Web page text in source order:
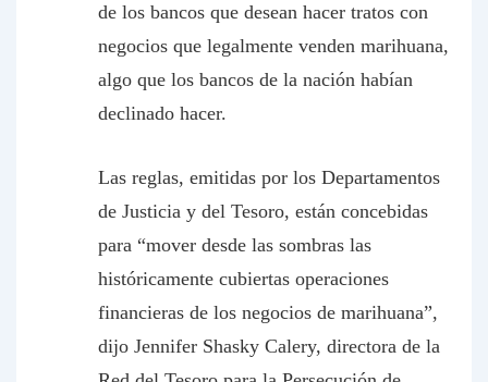
de los bancos que desean hacer tratos con
negocios que legalmente venden marihuana,
algo que los bancos de la nación habían
declinado hacer.
Las reglas, emitidas por los Departamentos
de Justicia y del Tesoro, están concebidas
para “mover desde las sombras las
históricamente cubiertas operaciones
financieras de los negocios de marihuana”,
dijo Jennifer Shasky Calery, directora de la